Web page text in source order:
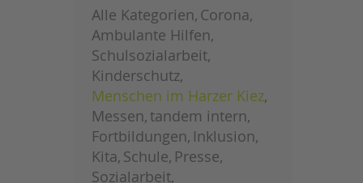
Impressum
Datenschutz
Hinweisgebersystem
Intranet
Alle Kategorien Corona
Ambulante Hilfen
Schulsozialarbeit
Kinderschutz
Menschen im Harzer Kiez
Messen tandem intern
Fortbildungen Inklusion
Kita Schule Presse
Sozialarbeit